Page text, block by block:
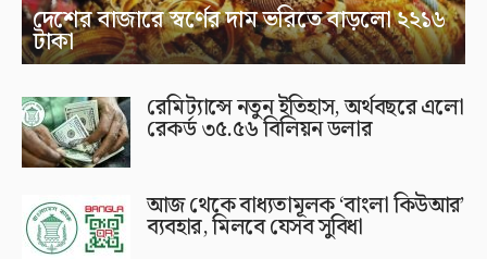
দেশের বাজারে স্বর্ণের দাম ভরিতে বাড়লো ২২১৬
টাকা
রেমিট্যান্সে নতুন ইতিহাস, অর্থবছরে এলো
রেকর্ড ৩৫.৫৬ বিলিয়ন ডলার
আজ থেকে বাধ্যতামূলক ‘বাংলা কিউআর’
ব্যবহার, মিলবে যেসব সুবিধা